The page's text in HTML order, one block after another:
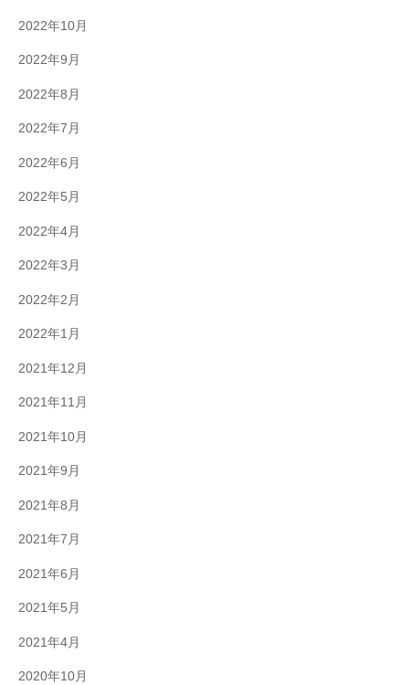
2022年10月
2022年9月
2022年8月
2022年7月
2022年6月
2022年5月
2022年4月
2022年3月
2022年2月
2022年1月
2021年12月
2021年11月
2021年10月
2021年9月
2021年8月
2021年7月
2021年6月
2021年5月
2021年4月
2020年10月